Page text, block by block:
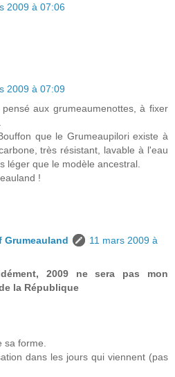
2009 à 07:06
2009 à 07:09
aux grumeaumenottes, à fixer
que le Grumeaupilori existe à
très résistant, lavable à l'eau
léger que le modèle ancestral.
!
Grumeauland
11 mars 2009 à
2009 ne sera pas mon
la République
sa forme.
dans les jours qui viennent (pas